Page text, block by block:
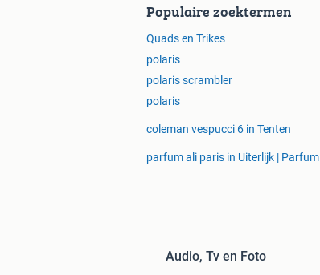
Populaire zoektermen
Quads en Trikes
polaris
polaris scrambler
polaris
coleman vespucci 6 in Tenten
parfum ali paris in Uiterlijk | Parfum
Audio, Tv en Foto